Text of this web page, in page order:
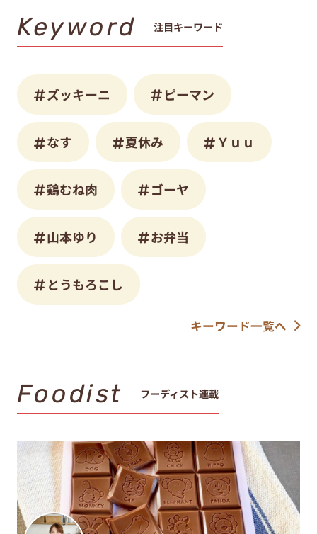
Keyword 注目キーワード
ズッキーニ ピーマン
なす 夏休み Ｙｕｕ
鶏むね肉 ゴーヤ
山本ゆり お弁当
とうもろこし
キーワード一覧へ
Foodist フーディスト連載